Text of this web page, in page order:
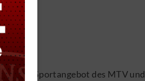
Sportangebot des MTV und